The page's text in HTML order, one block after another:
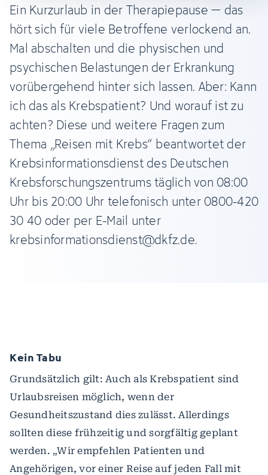
Ein Kurzurlaub in der Therapiepause – das
hört sich für viele Betroffene verlockend an.
Mal abschalten und die physischen und
psychischen Belastungen der Erkrankung
vorübergehend hinter sich lassen. Aber: Kann
ich das als Krebspatient? Und worauf ist zu
achten? Diese und weitere Fragen zum
Thema „Reisen mit Krebs“ beantwortet der
Krebsinformationsdienst des Deutschen
Krebsforschungszentrums täglich von 08:00
Uhr bis 20:00 Uhr telefonisch unter 0800-420
30 40 oder per E-Mail unter
krebsinformationsdienst@dkfz.de.
Kein Tabu
Grundsätzlich gilt: Auch als Krebspatient sind
Urlaubsreisen möglich, wenn der
Gesundheitszustand dies zulässt. Allerdings
sollten diese frühzeitig und sorgfältig geplant
werden. „Wir empfehlen Patienten und
Angehörigen, vor einer Reise auf jeden Fall mit